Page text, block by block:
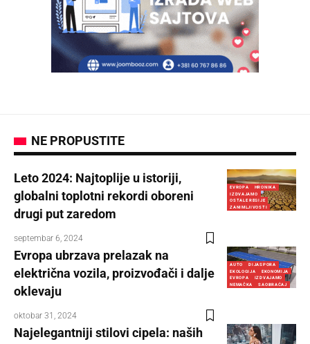
NE PROPUSTITE
EVROPA
HRONIKA
IZDVAJAMO
OSTALE REGIJE
ZANIMLJIVOSTI
Leto 2024: Najtoplije u istoriji,
globalni toplotni rekordi oboreni
drugi put zaredom
septembar 6, 2024
AUTO
DIJASPORA
EKOLOGIJA
EKONOMIJA
EVROPA
IZDVAJAMO
NEMAČKA
SAOBRAĆAJ
Evropa ubrzava prelazak na
električna vozila, proizvođači i dalje
oklevaju
oktobar 31, 2024
Najelegantniji stilovi cipela: naših